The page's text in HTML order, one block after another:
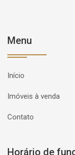
Menu
Início
Imóveis à venda
Contato
Horário de